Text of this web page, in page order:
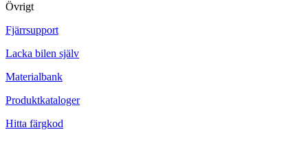
Övrigt
Fjärrsupport
Lacka bilen själv
Materialbank
Produktkataloger
Hitta färgkod